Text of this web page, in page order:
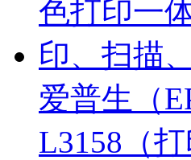
爱普生（
L3158（